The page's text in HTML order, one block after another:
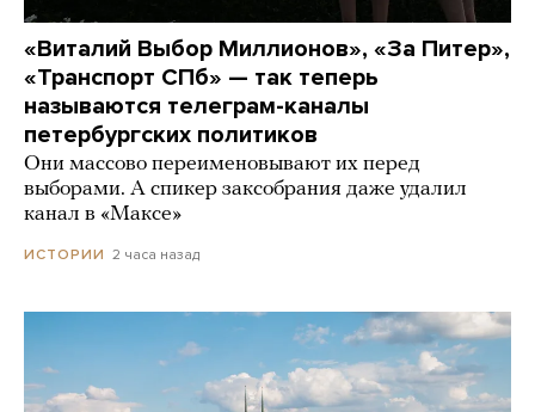
«Виталий Выбор Миллионов», «За Питер»,
«Транспорт СПб» — так теперь
называются телеграм-каналы
петербургских политиков
Они массово переименовывают их перед
выборами. А спикер заксобрания даже удалил
канал в «Максе»
ИСТОРИИ 2 часа назад